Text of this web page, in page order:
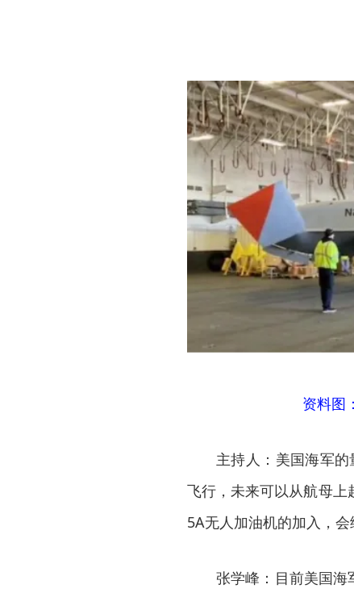
资料图
主持人：美国海军
飞行，未来可以从航母
5A无人加油机的加入，
张学峰：目前美国海